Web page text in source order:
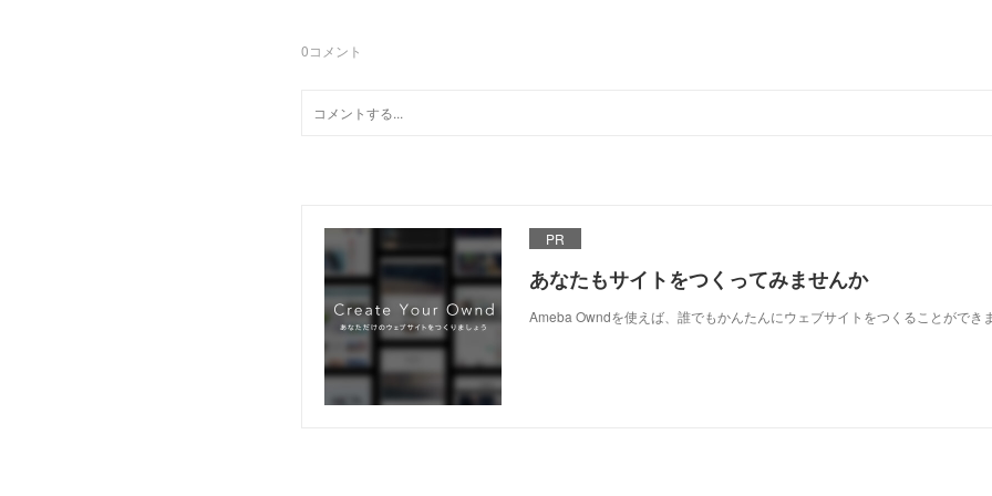
0コメント
PR
あなたもサイトをつくってみませんか
Ameba Owndを使えば、誰でもかんたんにウェブサイトをつくることができ